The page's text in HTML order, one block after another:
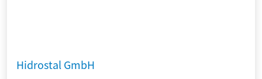
Hidrostal GmbH